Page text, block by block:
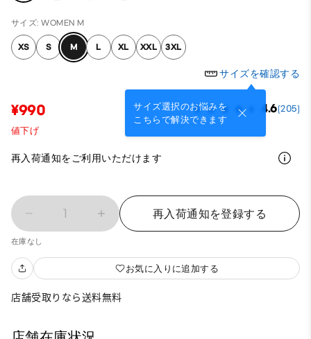
サイズ: WOMEN M
XS S M L XL XXL 3XL
サイズを確認する
サイズ選択のお悩みを
こちらで解決できます
¥990 4.6(205)
値下げ
再入荷通知をご利用いただけます
1 再入荷通知を登録する
在庫なし
お気に入りに追加する
店舗受取りなら送料無料